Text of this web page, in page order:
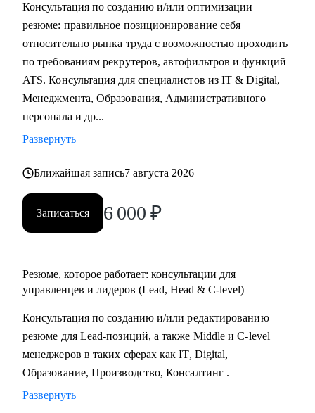
Операционным директором после годового перерыва от
full-time занятости.
• Трижды проходила переквалификацию, имею высшее
медицинское образование, опыт в сфере информационной
безопасности (Wallarm), Edtech (Geekbrains, Яндекс
Практикум, QA Guru) и высшего образования (Сколтех).
• Регулярно прохожу обучение на коротких курсах, чтобы
глубже разбираться в профессиях, по которым
Как я работаю:
клиента,
бренд,
крупных компаний.
Консультация по созданию и/или оптимизации
резюме: правильное позиционирование себя
относительно рынка труда с возможностью проходить
по требованиям рекрутеров, автофильтров и функций
ATS. Консультация для специалистов из IT & Digital,
Менеджмента, Образования, Административного
персонала и др...
Развернуть
Ближайшая запись7 августа 2026
Записаться 6 000 ₽
Резюме, которое работает: консультации для
управленцев и лидеров (Lead, Head & C-level)
Консультация по созданию и/или редактированию
резюме для Lead-позиций, а также Middle и C-level
менеджеров в таких сферах как IT, Digital,
Образование, Производство, Консалтинг .
Развернуть